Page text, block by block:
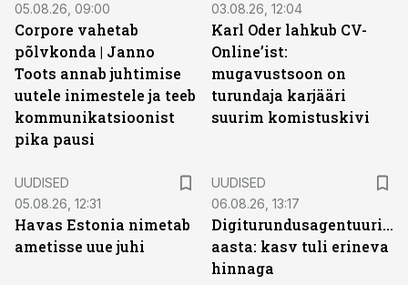
05.08.26, 09:00
Corpore vahetab
põlvkonda | Janno
Toots annab juhtimise
uutele inimestele ja teeb
kommunikatsioonist
pika pausi
03.08.26, 12:04
Karl Oder lahkub CV-
Online’ist:
mugavustsoon on
turundaja karjääri
suurim komistuskivi
UUDISED
05.08.26, 12:31
Havas Estonia nimetab
ametisse uue juhi
UUDISED
06.08.26, 13:17
Digiturundusagentuuride
aasta: kasv tuli erineva
hinnaga